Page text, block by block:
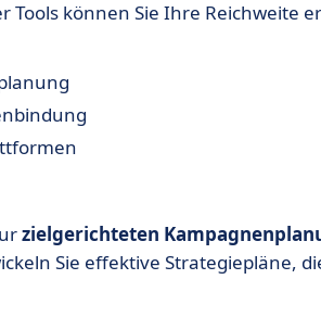
können Sie Ihre Reichweite
zielgerichteten
Sie effektive Strategiepläne,